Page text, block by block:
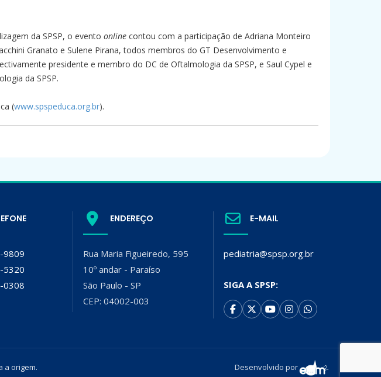
da SPSP, o evento online contou com a participação de Adriana Monteiro
Granato e Sulene Pirana, todos membros do GT Desenvolvimento e
presidente e membro do DC de Oftalmologia da SPSP, e Saul Cypel e
da SPSP.
(www.spspeduca.org.br).
9809
5320
0308
ENDEREÇO
Rua Maria Figueiredo, 595
10º andar - Paraíso
São Paulo - SP
CEP: 04002-003
E-MAIL
pediatria@spsp.org.br
SIGA A SPSP:
a origem. Desenvolvido por